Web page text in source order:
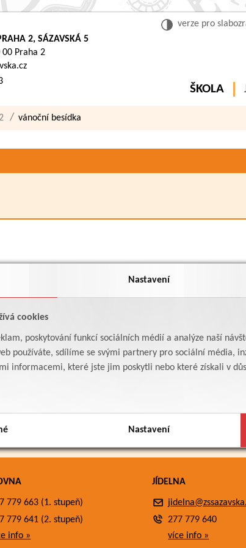
Nastavení
cookies
poskytování funkcí sociálních médií a analýze naší
používáte, sdílíme se svými partnery pro sociální média,
informacemi, které jste jim poskytli nebo které získali v
Nastavení
verze pro
2, SÁZAVSKÁ 5
00 Praha 2
ŠKOLA
vánoční besídka
779 663 (1. stupeň)
779 641 (2. stupeň)
info »
JÍDELNA
277 779 640
více info »